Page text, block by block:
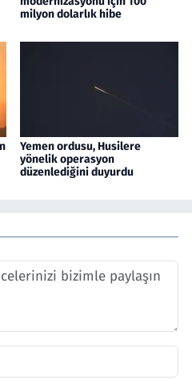
milyon dolarlık hibe
Yemen ordusu, Husilere
yönelik operasyon
düzenlediğini duyurdu